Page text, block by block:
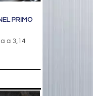
PRIMO
a 3,14